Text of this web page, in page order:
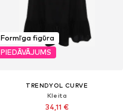
Formīga figūra
PIEDĀVĀJUMS
TRENDYOL CURVE
Kleita
34,11 €